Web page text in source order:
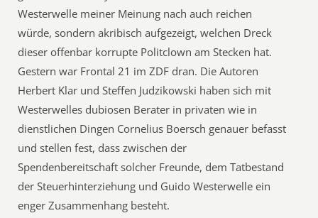
Westerwelle meiner Meinung nach auch reichen
würde, sondern akribisch aufgezeigt, welchen Dreck
dieser offenbar korrupte Politclown am Stecken hat.
Gestern war Frontal 21 im ZDF dran. Die Autoren
Herbert Klar und Steffen Judzikowski haben sich mit
Westerwelles dubiosen Berater in privaten wie in
dienstlichen Dingen Cornelius Boersch genauer befasst
und stellen fest, dass zwischen der
Spendenbereitschaft solcher Freunde, dem Tatbestand
der Steuerhinterziehung und Guido Westerwelle ein
enger Zusammenhang besteht.